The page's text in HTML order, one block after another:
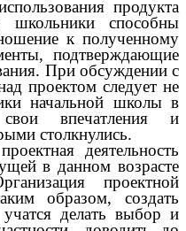
продукта
школьники способны
к полученному
подтверждающие
При обсуждении с
проектом следует не
начальной школы в
впечатления и
столкнулись.
деятельность
в данном возрасте
проектной
образом, создать
делать выбор и